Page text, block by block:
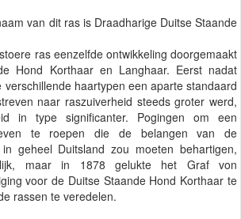
van dit ras is Draadharige Duitse Staande
ras eenzelfde ontwikkeling doorgemaakt
Hond Korthaar en Langhaar. Eerst nadat
haartypen een aparte standaard
naar raszuiverheid steeds groter werd,
in type significanter. Pogingen om een
te roepen die de belangen van de
geheel Duitsland zou moeten behartigen,
maar in 1878 gelukte het Graf von
voor de Duitse Staande Hond Korthaar te
rassen te veredelen.